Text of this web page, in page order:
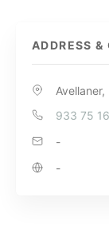
ADDRESS &
933 75
-
-